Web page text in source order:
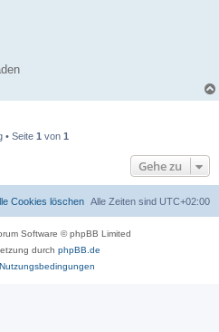
• Seite 1 von 1
Gehe zu
Alle Zeiten sind UTC+02:00
Cookies löschen
Software © phpBB Limited
durch phpBB.de
Nutzungsbedingungen